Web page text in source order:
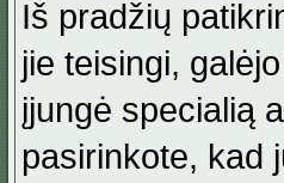
Iš pradžių
jie teisingi,
įjungė specialią
pasirinkote, kad